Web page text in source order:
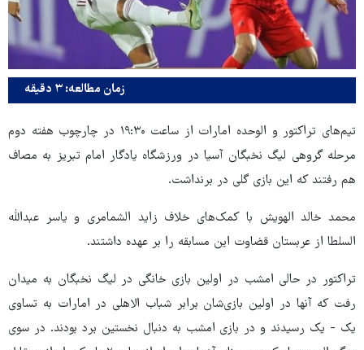
زمان مطالعه: ۳ دقیقه
تیم‌های تراکتور و الوحده امارات از ساعت ۱۹:۳۰ در چارچوب هفته دوم
مرحله گروهی لیگ نخبگان آسیا در ورزشگاه یادگار امام تبریز به مصاف
هم رفتند که این بازی گلی در برنداشت.
محمد خالد الهویش با کمک‌های خلاف زاید الشمامری و یاسر عبدالله
السلطا از عربستان قضاوت این مسابقه را بر عهده داشتند.
تراکتور در حالی امشب در اولین بازی خانگی در لیگ نخبگان به میدان
رفت که آنها در اولین بازی‌شان برابر شباب الاهلی در امارات به تساوی
یک - یک رسیدند و در بازی امشب به دنبال نخستین برد بودند. در سوی